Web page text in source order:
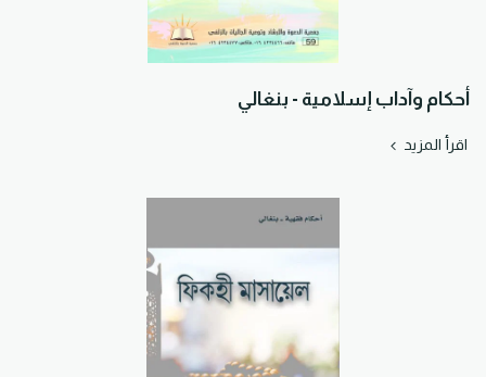
أحكام وآداب إسلامية - بنغالي
اقرأ المزيد